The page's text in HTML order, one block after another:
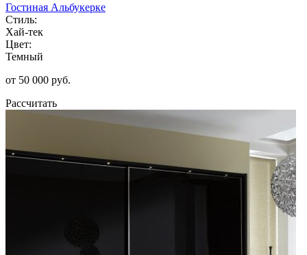
Гостиная Альбукерке
Стиль:
Хай-тек
Цвет:
Темный
от 50 000 руб.
Рассчитать